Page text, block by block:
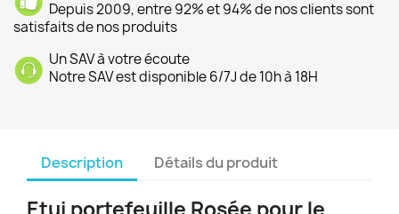
Depuis 2009, entre 92% et 94% de nos clients sont
satisfaits de nos produits
Un SAV à votre écoute
Notre SAV est disponible 6/7J de 10h à 18H
Description Détails du produit